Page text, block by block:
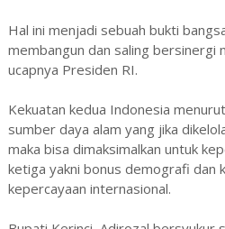
Hal ini menjadi sebuah bukti
membangun dan saling bersinergi
ucapnya Presiden RI.
Kekuatan kedua Indonesia
sumber daya alam yang jika
maka bisa dimaksimalkan untuk
ketiga yakni bonus demografi dan
kepercayaan internasional.